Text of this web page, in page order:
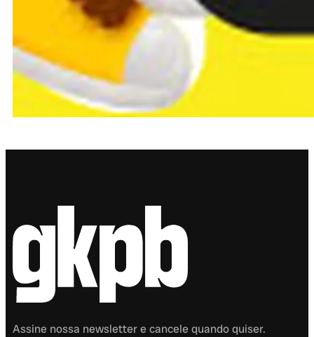
Assine nossa newsletter e cancele quando quiser.